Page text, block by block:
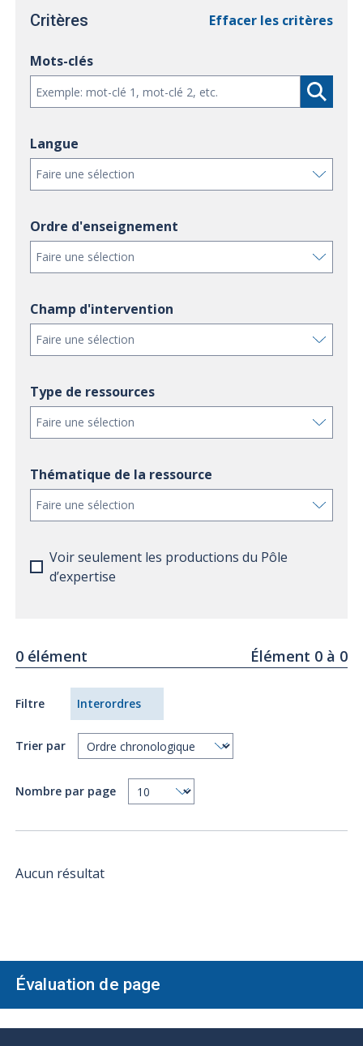
Critères Effacer les critères
Mots-clés
Langue
Faire une sélection
Ordre d'enseignement
Faire une sélection
Champ d'intervention
Faire une sélection
Type de ressources
Faire une sélection
Thématique de la ressource
Faire une sélection
Voir seulement les productions du Pôle
d’expertise
0 élément Élément 0 à 0
Filtre Interordres
Trier par
Nombre par page
Aucun résultat
Évaluation de page